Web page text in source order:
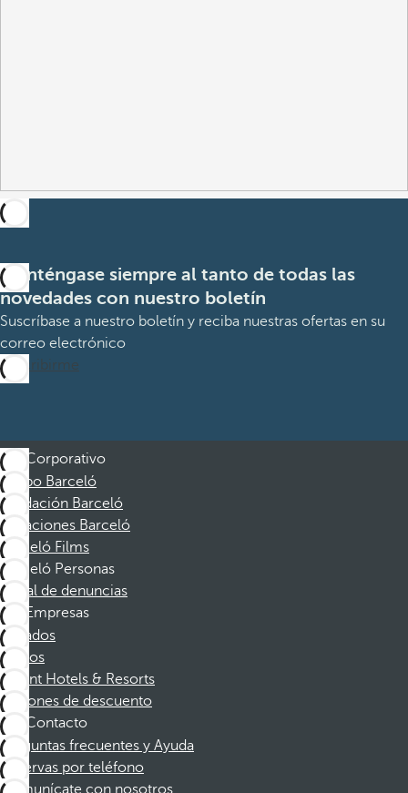
Manténgase siempre al tanto de todas las
novedades con nuestro boletín
Suscríbase a nuestro boletín y reciba nuestras ofertas en su
correo electrónico
Suscribirme
Corporativo
Grupo Barceló
Fundación Barceló
Vacaciones Barceló
Barceló Films
Barceló Personas
Canal de denuncias
Empresas
Afiliados
Socios
Dorint Hotels & Resorts
Cupones de descuento
Contacto
Preguntas frecuentes y Ayuda
Reservas por teléfono